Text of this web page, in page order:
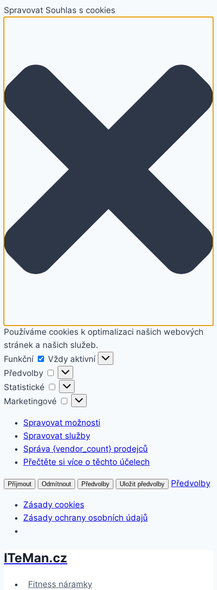
Spravovat Souhlas s cookies
Používáme cookies k optimalizaci našich webových
stránek a našich služeb.
Funkční
Funkční
Vždy aktivní
Předvolby
Předvolby
Statistické
Statistické
Marketingové
Marketingové
Spravovat možnosti
Spravovat služby
Správa {vendor_count} prodejců
Přečtěte si více o těchto účelech
Příjmout Odmítnout Předvolby Uložit předvolby Předvolby
Zásady cookies
Zásady ochrany osobních údajů
Přeskočit
obsah
ITeMan.cz
Fitness náramky